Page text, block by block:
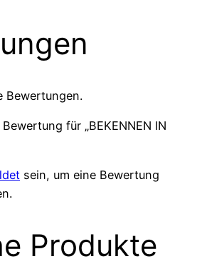
Bewertungen.
für „BEKENNEN IN
sein, um eine Bewertung
Produkte